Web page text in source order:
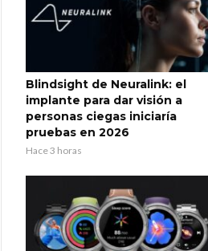
Blindsight de Neuralink: el
implante para dar visión a
personas ciegas iniciaría
pruebas en 2026
Hace 3 horas